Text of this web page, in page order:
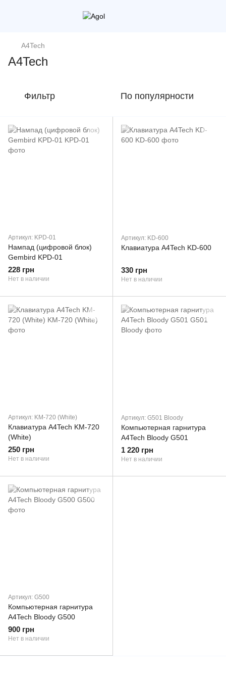
A4Tech
A4Tech
Фильтр По популярности
Артикул: KPD-01
Нампад (цифровой блок)
Gembird KPD-01
228 грн
Нет в наличии
Артикул: KD-600
Клавиатура A4Tech KD-600
330 грн
Нет в наличии
Артикул: KM-720 (White)
Клавиатура A4Tech KM-720
(White)
250 грн
Нет в наличии
Артикул: G501 Bloody
Компьютерная гарнитура
A4Tech Bloody G501
1 220 грн
Нет в наличии
Артикул: G500
Компьютерная гарнитура
A4Tech Bloody G500
900 грн
Нет в наличии